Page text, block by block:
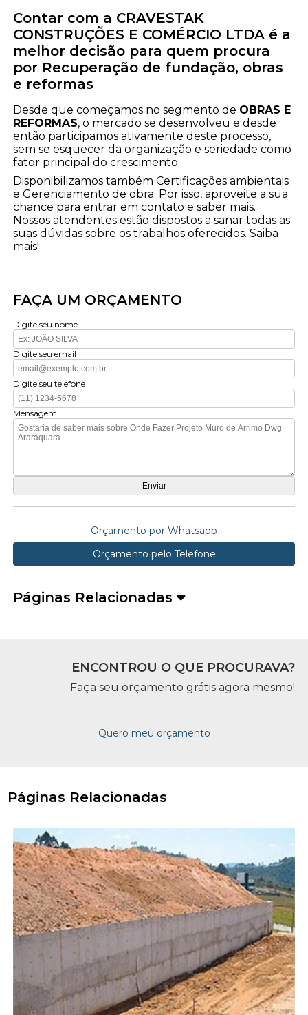
Contar com a CRAVESTAK
CONSTRUÇÕES E COMÉRCIO LTDA é a
melhor decisão para quem procura
por Recuperação de fundação, obras
e reformas
Desde que começamos no segmento de OBRAS E
REFORMAS, o mercado se desenvolveu e desde
então participamos ativamente deste processo,
sem se esquecer da organização e seriedade como
fator principal do crescimento.
Disponibilizamos também Certificações ambientais
e Gerenciamento de obra. Por isso, aproveite a sua
chance para entrar em contato e saber mais.
Nossos atendentes estão dispostos a sanar todas as
suas dúvidas sobre os trabalhos oferecidos. Saiba
mais!
FAÇA UM ORÇAMENTO
Digite seu nome
Digite seu email
Digite seu telefone
Mensagem
Orçamento por Whatsapp
Orçamento pelo Telefone
Páginas Relacionadas
ENCONTROU O QUE PROCURAVA?
Faça seu orçamento grátis agora mesmo!
Quero meu orçamento
Páginas Relacionadas